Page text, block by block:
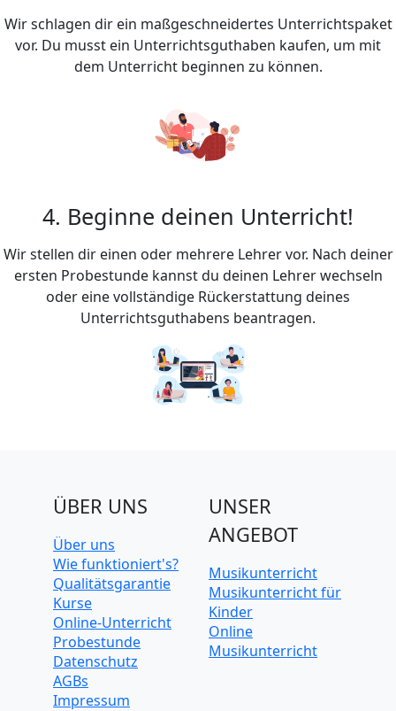
Wir schlagen dir ein maßgeschneidertes Unterrichtspaket
vor. Du musst ein Unterrichtsguthaben kaufen, um mit
dem Unterricht beginnen zu können.
4. Beginne deinen Unterricht!
Wir stellen dir einen oder mehrere Lehrer vor. Nach deiner
ersten Probestunde kannst du deinen Lehrer wechseln
oder eine vollständige Rückerstattung deines
Unterrichtsguthabens beantragen.
ÜBER UNS
Über uns
Wie funktioniert's?
Qualitätsgarantie
Kurse
Online-Unterricht
Probestunde
Datenschutz
AGBs
Impressum
UNSER
ANGEBOT
Musikunterricht
Musikunterricht für
Kinder
Online
Musikunterricht